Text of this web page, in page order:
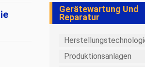
Gerätewartung Und
Reparatur
Produktionsanlagen